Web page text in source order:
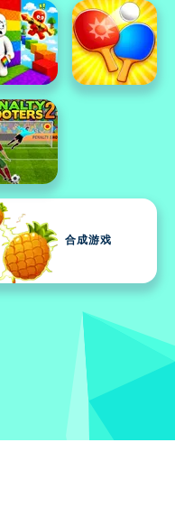
合成游戏